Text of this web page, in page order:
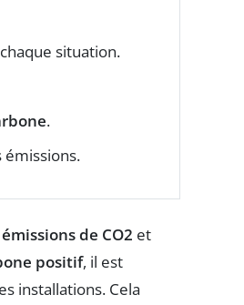
situation.
.
émissions de CO2 et
positif, il est
installations. Cela